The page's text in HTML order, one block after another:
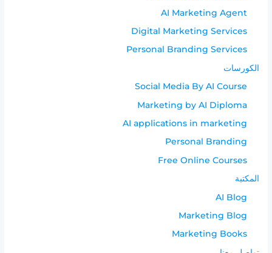
AI Marketing Agent
Digital Marketing Services
Personal Branding Services
الكورسات
Social Media By AI Course
Marketing by AI Diploma
AI applications in marketing
Personal Branding
Free Online Courses
المكتبة
AI Blog
Marketing Blog
Marketing Books